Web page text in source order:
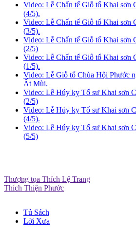
Video: Lễ Chẩn tế Giỗ tổ Khai sơn
(4/5).
Video: Lễ Chẩn tế Giỗ tổ Khai sơn
(3/5).
Video: Lễ Chẩn tế Giỗ tổ Khai sơn
(2/5)
Video: Lễ Chẩn tế Giỗ tổ Khai sơn
(1/5).
Video: Lễ Giỗ tổ Chùa Hội Phước
Ất Mùi.
Video: Lễ Húy kỵ Tổ sư Khai sơn
(2/5)
Video: Lễ Húy kỵ Tổ sư Khai sơn
(4/5).
Video: Lễ Húy kỵ Tổ sư Khai sơn
(5/5)
Thượng tọa Thích Lệ Trang
Thích Thiện Phước
Tủ Sách
Lời Xưa